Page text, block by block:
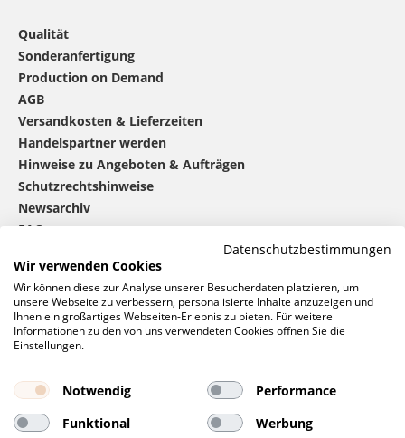
Qualität
Sonderanfertigung
Production on Demand
AGB
Versandkosten & Lieferzeiten
Handelspartner werden
Hinweise zu Angeboten & Aufträgen
Schutzrechtshinweise
Newsarchiv
FAQ
mbw®kontaktieren
0 46 06 / 94 02 - 0
Rufen Sie uns an
Anfrage
Datenschutzbestimmungen
Wir verwenden Cookies
Wir können diese zur Analyse unserer Besucherdaten platzieren, um
unsere Webseite zu verbessern, personalisierte Inhalte anzuzeigen und
Ihnen ein großartiges Webseiten-Erlebnis zu bieten. Für weitere
Informationen zu den von uns verwendeten Cookies öffnen Sie die
Einstellungen.
Notwendig
Performance
Funktional
Werbung